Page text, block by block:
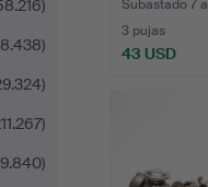
primer…
Subastado 7
3 pujas
43 USD